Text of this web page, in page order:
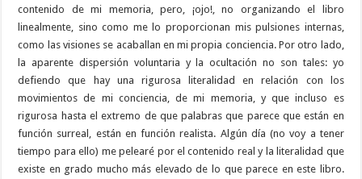
contenido de mi memoria, pero, ¡ojo!, no organizando el libro
linealmente, sino como me lo proporcionan mis pulsiones internas,
como las visiones se acaballan en mi propia conciencia. Por otro lado,
la aparente dispersión voluntaria y la ocultación no son tales: yo
defiendo que hay una rigurosa literalidad en relación con los
movimientos de mi conciencia, de mi memoria, y que incluso es
rigurosa hasta el extremo de que palabras que parece que están en
función surreal, están en función realista. Algún día (no voy a tener
tiempo para ello) me pelearé por el contenido real y la literalidad que
existe en grado mucho más elevado de lo que parece en este libro.